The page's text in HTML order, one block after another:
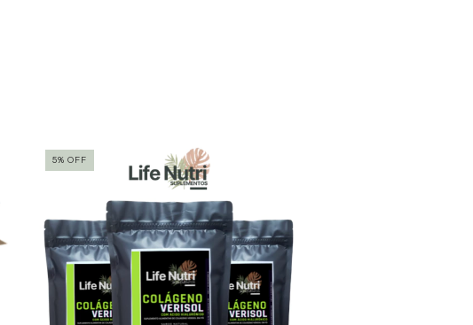
5% OFF